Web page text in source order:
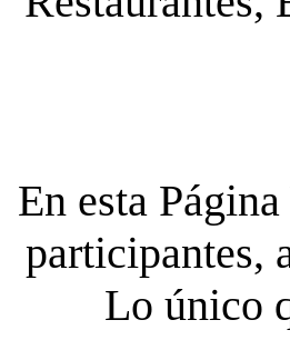
En esta
participantes,
Lo único